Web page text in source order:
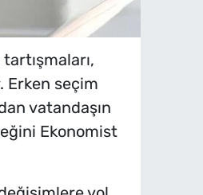
Erken seçim
vatandaşın
Ekonomist